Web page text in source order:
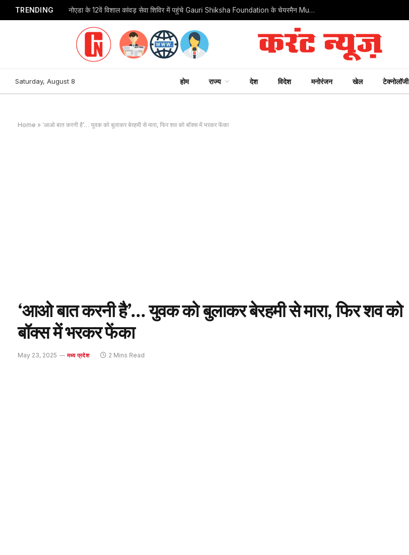
TRENDING नोएडा के 12वें विशाल कांवड़ सेवा शिविर में पहुंचे Gauri Shiksha Foundation के चेयरमैन Mukesh Sharma
Saturday, August 8 होम राज्य देश विदेश मनोरंजन खेल टेक्नोलॉजी
Home » ‘आओ बात करनी है’… युवक को बुलाकर बेरहमी से मारा, फिर शव को बॉक्स में भरकर फेंका
‘आओ बात करनी है’… युवक को बुलाकर बेरहमी से मारा, फिर शव को
बॉक्स में भरकर फेंका
May 23, 2025 मध्य प्रदेश 2 Mins Read